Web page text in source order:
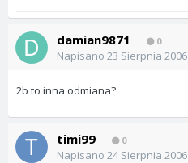
damian9871 0
Napisano 23 Sierpnia 2006
2b to inna odmiana?
timi99 0
Napisano 24 Sierpnia 2006